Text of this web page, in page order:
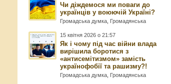
Чи діждемося ми поваги до
українців у воюючій Україні?
Громадська думка Громадянська
15 квітня 2026 о 21:57
Як і чому під час війни влада
вирішила боротися з
«антисемітизмом» замість
українофобії та рашизму?!
Громадська думка Громадянська